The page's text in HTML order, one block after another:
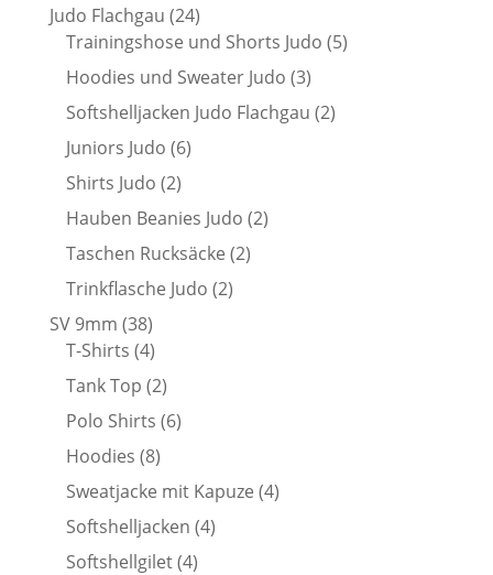
Judo Flachgau 2424
Produkte
Trainingshose und Shorts Judo 55
Hoodies und Sweater Judo 33
Produkte
Softshelljacken Judo Flachgau 22
Juniors Judo 66
Shirts Judo 22
Produkte
Hauben Beanies Judo 22
Taschen Rucksäcke 22
Trinkflasche Judo 22
SV 9mm 3838
Produkte
T-Shirts 44
Produkte
Tank Top 22
Produkte
Polo Shirts 66
Hoodies 88
Produkte
Sweatjacke mit Kapuze 44
Softshelljacken 44
Softshellgilet 44